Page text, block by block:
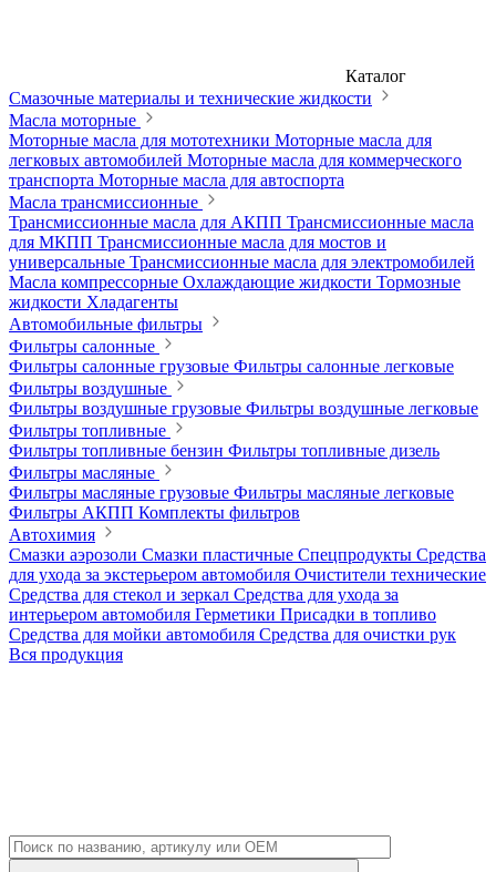
Каталог
Смазочные материалы и технические жидкости
Масла моторные
Моторные масла для мототехники Моторные масла для
легковых автомобилей Моторные масла для коммерческого
транспорта Моторные масла для автоспорта
Масла трансмиссионные
Трансмиссионные масла для АКПП Трансмиссионные масла
для МКПП Трансмиссионные масла для мостов и
универсальные Трансмиссионные масла для электромобилей
Масла компрессорные Охлаждающие жидкости Тормозные
жидкости Хладагенты
Автомобильные фильтры
Фильтры салонные
Фильтры салонные грузовые Фильтры салонные легковые
Фильтры воздушные
Фильтры воздушные грузовые Фильтры воздушные легковые
Фильтры топливные
Фильтры топливные бензин Фильтры топливные дизель
Фильтры масляные
Фильтры масляные грузовые Фильтры масляные легковые
Фильтры АКПП Комплекты фильтров
Автохимия
Смазки аэрозоли Смазки пластичные Спецпродукты Средства
для ухода за экстерьером автомобиля Очистители технические
Средства для стекол и зеркал Средства для ухода за
интерьером автомобиля Герметики Присадки в топливо
Средства для мойки автомобиля Средства для очистки рук
Вся продукция